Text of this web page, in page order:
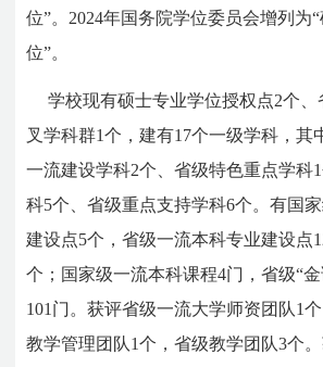
位”。2024年国务院学位委员会增列为
位”。
学校现有硕士专业学位授权点2个、
叉学科群1个，建有17个一级学科，其
一流建设学科2个、省级特色重点学科
科5个、省级重点支持学科6个。有国
建设点5个，省级一流本科专业建设点
个；国家级一流本科课程4门，省级“金
101门。获评省级一流大学师资团队1
教学管理团队1个，省级教学团队3个